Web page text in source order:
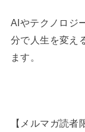
AIやテクノロジ
分で人生を変え
ます。
【メルマガ読者